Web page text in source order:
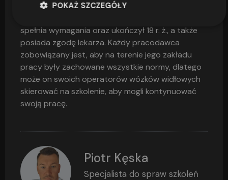
spełnia wymagania oraz ukończył 18 r. ż., a także
posiada zgodę lekarza. Każdy pracodawca
zobowiązany jest, aby na terenie jego zakładu
pracy były zachowane wszystkie normy, dlatego
może on swoich operatorów wózków widłowych
skierować na szkolenie, aby mogli kontynuować
swoją pracę.
Piotr Kęska
Specjalista do spraw szkoleń
POKAŻ SZCZEGÓŁY